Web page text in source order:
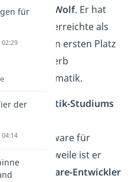
Thomas Wolf. Er hat
und erreichte als
Male den ersten Platz
und Informatik.
desInformatik-Studiums
Wolf
für
Mittlerweile ist er
als
Software-Entwickler
für
der